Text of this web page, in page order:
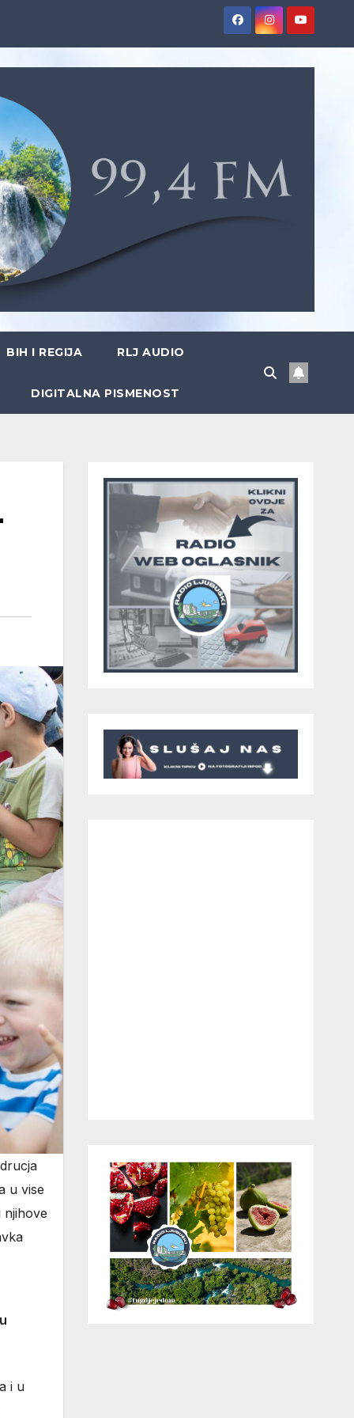
BIH I REGIJA RLJ AUDIO
DIGITALNA PISMENOST
u vise
njihove
i u